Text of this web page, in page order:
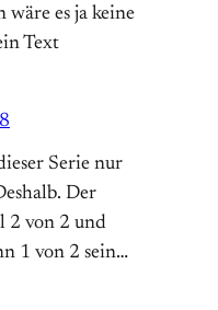
wäre es ja keine
Text
Serie nur
Der
2 von 2 und
1 von 2 sein…